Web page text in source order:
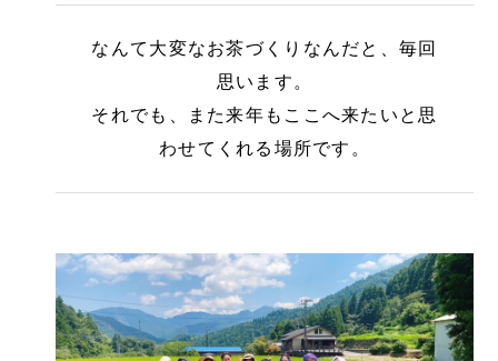
なんて大変なお茶づくりなんだと、毎回
思います。
それでも、また来年もここへ来たいと思
わせてくれる場所です。